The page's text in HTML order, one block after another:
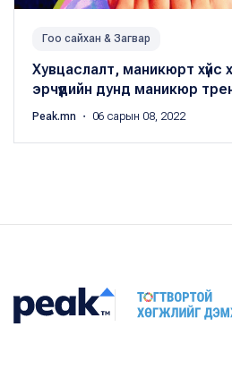
Гоо сайхан & Загвар
Хувцаслалт, маникюрт хүйс
эрчүүдийн дунд маникюр
Peak.mn ・ 06 сарын 08, 2022